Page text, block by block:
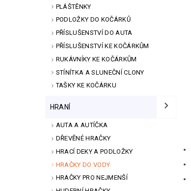
PLÁŠTĚNKY
PODLOŽKY DO KOČÁRKŮ
PŘÍSLUŠENSTVÍ DO AUTA
PŘÍSLUŠENSTVÍ KE KOČÁRKŮM
RUKÁVNÍKY KE KOČÁRKŮM
STÍNÍTKA A SLUNEČNÍ CLONY
TAŠKY KE KOČÁRKU
HRANÍ
AUTA A AUTÍČKA
DŘEVĚNÉ HRAČKY
HRACÍ DEKY A PODLOŽKY
HRAČKY DO VODY
HRAČKY PRO NEJMENŠÍ